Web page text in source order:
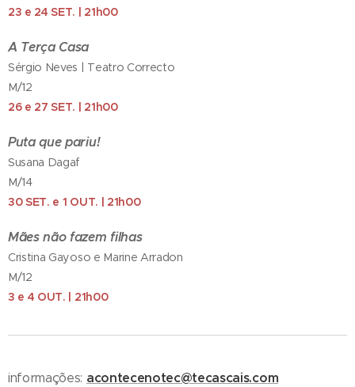
23 e 24 SET. | 21h00
A Terça Casa
Sérgio Neves | Teatro Correcto
M/12
26 e 27 SET. | 21h00
Puta que pariu!
Susana Dagaf
M/14
30 SET. e 1 OUT. | 21h00
Mães não fazem filhas
Cristina Gayoso e Marine Arradon
M/12
3 e 4 OUT. | 21h00
informações: acontecenotec@tecascais.com